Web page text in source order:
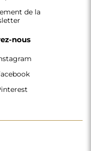
de la
nous